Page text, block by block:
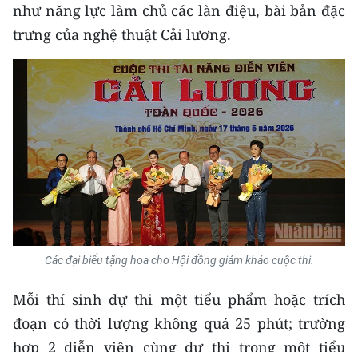
như năng lực làm chủ các làn điệu, bài bản đặc
trưng của nghệ thuật Cải lương.
Các đại biểu tặng hoa cho Hội đồng giám khảo cuộc thi.
Mỗi thí sinh dự thi một tiểu phẩm hoặc trích
đoạn có thời lượng không quá 25 phút; trường
hợp 2 diễn viên cùng dự thi trong một tiểu